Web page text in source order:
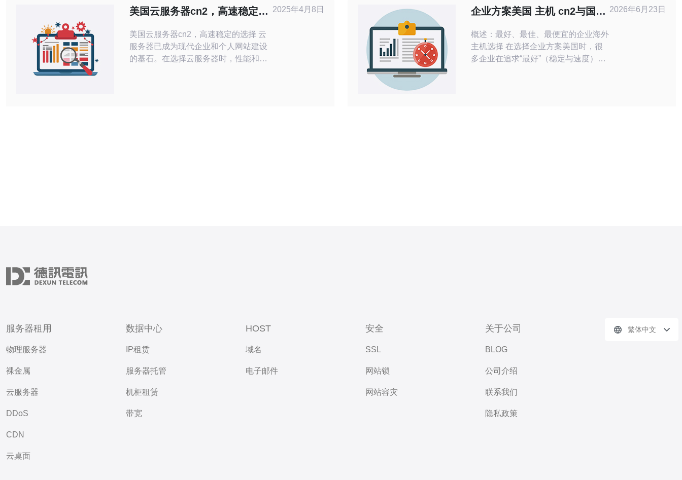
名供应商，提供稳定可靠的美国CN2
服务器。他们拥有先
以满足大部分用户的需求。在下载和上
传速度方面，
美国云服务器cn2，高速稳定的
美国云服务器cn2，高速稳定的选择 云
服务器已成为现代企业和个人网站建设
的基石。在选择云服务器时，性能和稳
2025年4月8日
企业方案美国 主机 cn2与国内
概述：最好、最佳、最便宜的企业海外
主机选择 在选择企业方案美国时，很
多企业在追求“最好”（稳定与速度）、
2026年6月23日
服务器租用
物理服务器
裸金属
云服务器
DDoS
CDN
云桌面
数据中心
IP租赁
服务器托管
机柜租赁
带宽
HOST
域名
电子邮件
安全
SSL
网站锁
网站容灾
关于公司
BLOG
公司介绍
联系我们
隐私政策
繁体中文